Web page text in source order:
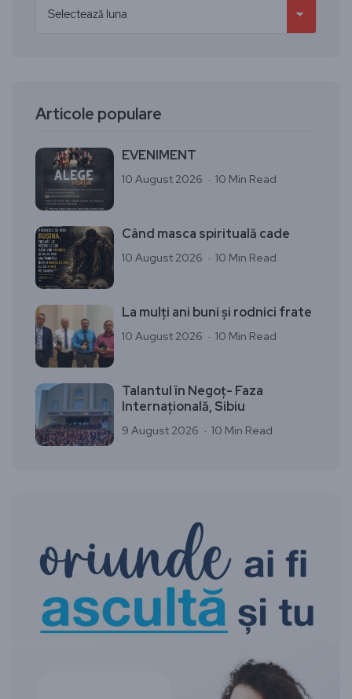
Articole populare
EVENIMENT
10 August 2026 10 Min Read
Când masca spirituală cade
10 August 2026 10 Min Read
La mulți ani buni și rodnici frate
10 August 2026 10 Min Read
Talantul în Negoț- Faza
Internațională, Sibiu
9 August 2026 10 Min Read